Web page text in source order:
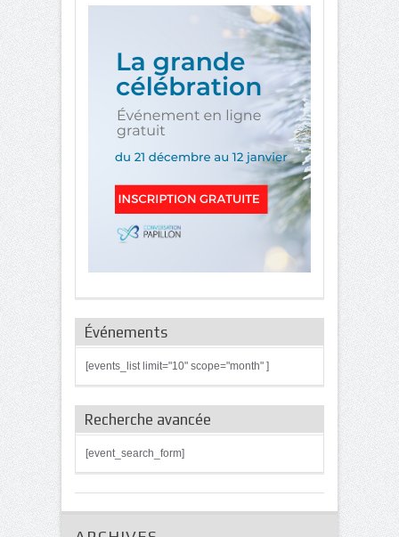
Événements
[events_list limit="10" scope="month" ]
Recherche avancée
[event_search_form]